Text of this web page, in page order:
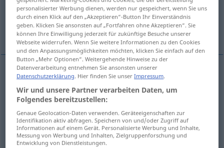
(Für mehr Details die Übersetzung anklicken/antippen)
inmodestia, exigencia, impertinencia
inmodestiaf Unbescheidenheit
exigencia
impertinenciaf UnbescheidenheitFrechheit
personalisierter Werbung dienen, werden nur gespeichert, wenn Sie uns
durch einen Klick auf den „Akzeptieren“-Button Ihr Einverständnis
geben. Klicken Sie ansonsten auf „Fortfahren ohne Akzeptieren“. Sie
können Ihre Einwilligung jederzeit für zukünftige Besuche unserer
Webseite widerrufen. Wenn Sie weitere Informationen zu den Cookies
und den Anpassungsmöglichkeiten möchten, klicken Sie einfach auf den
Button „Mehr Optionen“. Weitergehende Hinweise zu der
Datenverarbeitung entnehmen Sie ansonsten unserer
Datenschutzerklärung. Hier finden Sie unserImpressum.
Wir und unsere Partner verarbeiten Daten, um
Folgendes bereitzustellen:
Genaue Geolocation-Daten verwenden. Geräteeigenschaften zur
Identifikation aktiv abfragen. Speichern von und/oder Zugriff auf
Informationen auf einem Gerät. Personalisierte Werbung und Inhalte,
Messung von Werbung und Inhalten, Zielgruppenforschung und
Entwicklung von Dienstleistungen.